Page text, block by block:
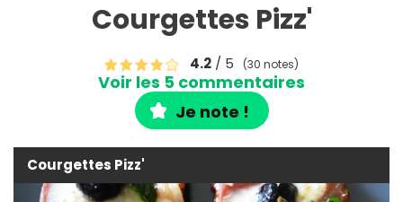
Courgettes Pizz'
4.2 / 5 (30 notes)
Voir les 5 commentaires
Je note !
Courgettes Pizz'